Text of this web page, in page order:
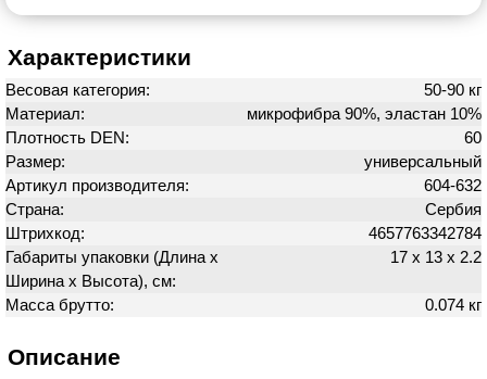
Характеристики
Весовая категория:
50-90 кг
Материал:
микрофибра 90%, эластан 10%
Плотность DEN:
60
Размер:
универсальный
Артикул производителя:
604-632
Страна:
Сербия
Штрихкод:
4657763342784
Габариты упаковки (Длина х
Ширина х Высота), см:
17 х 13 х 2.2
Масса брутто: 0.074 кг
Описание